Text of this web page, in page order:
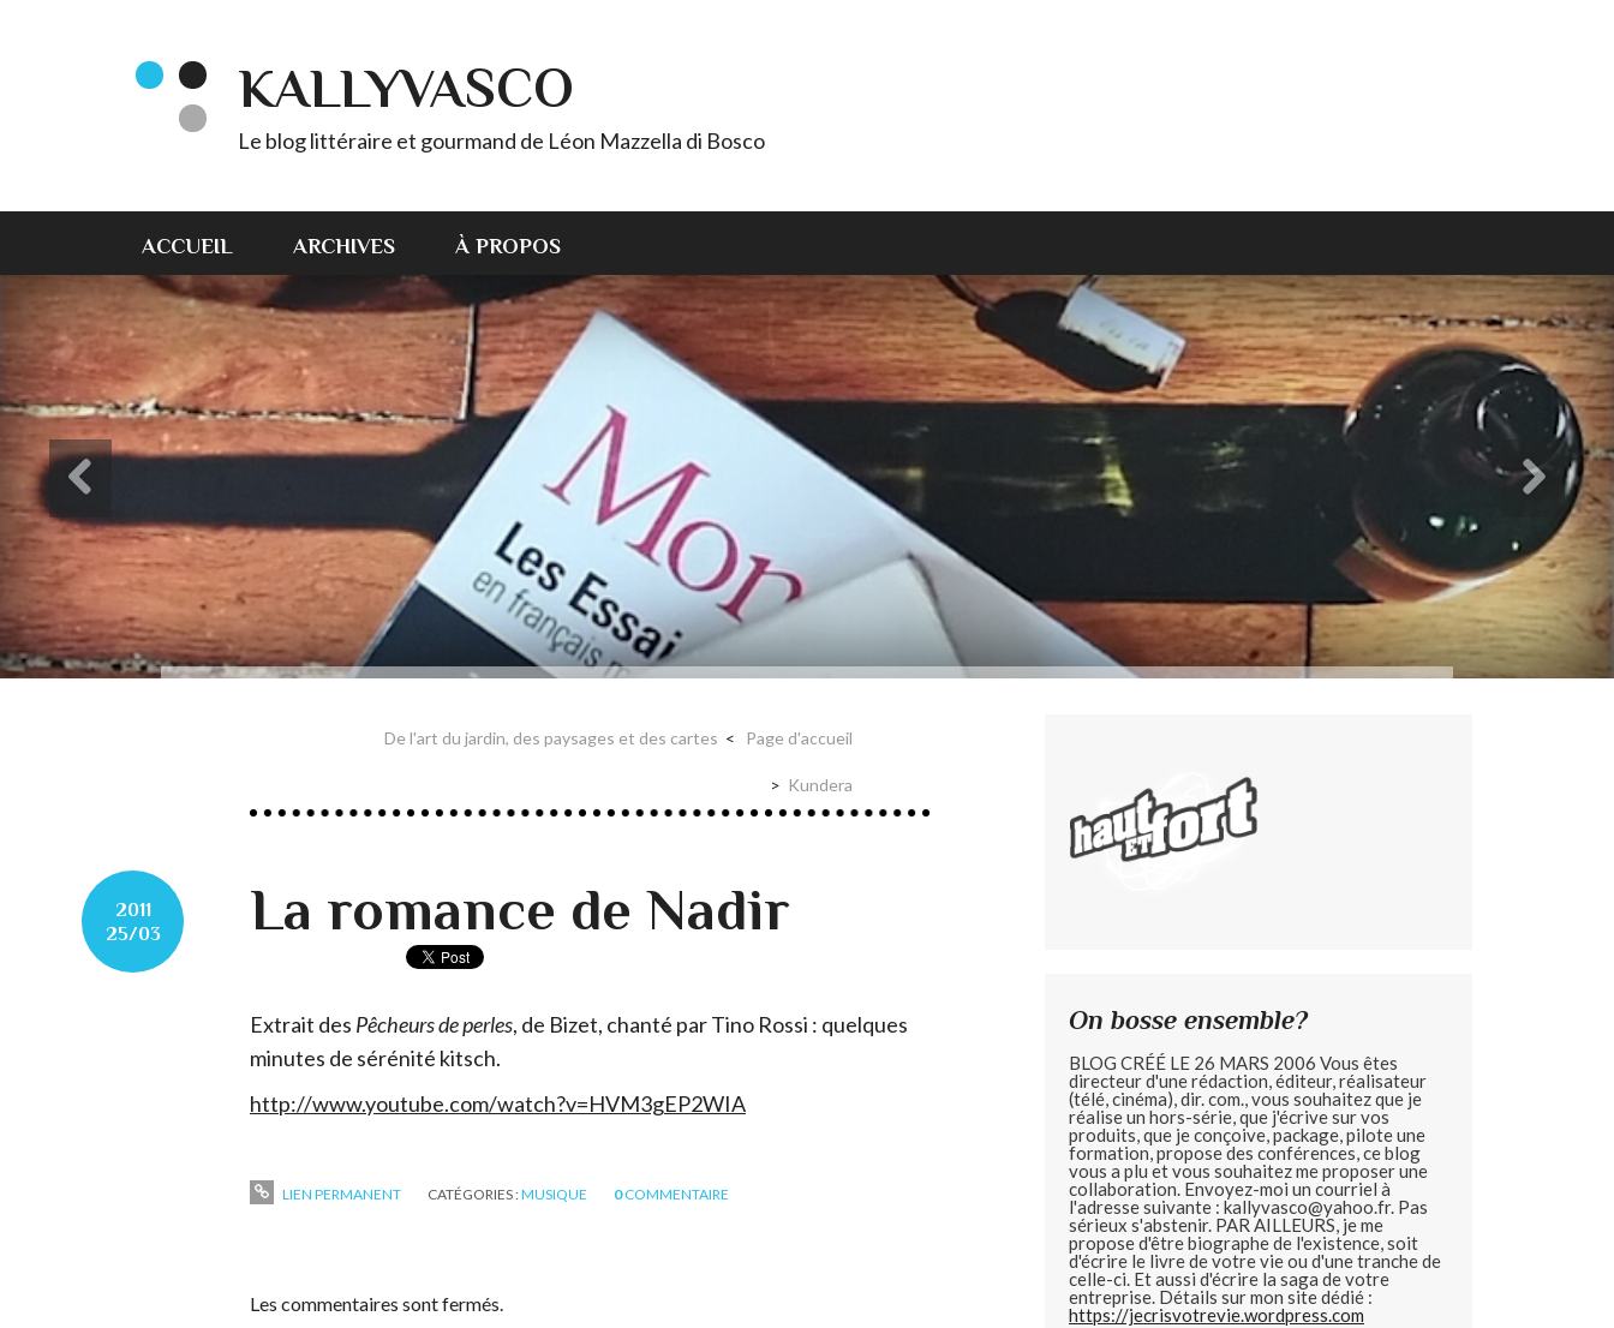
KALLYVASCO
Le blog littéraire et gourmand de Léon Mazzella di Bosco
ACCUEIL ARCHIVES À PROPOS
De l'art du jardin, des paysages et des cartes Page d'accueil
Kundera
2011
25/03
La romance de Nadir
Extrait des Pêcheurs de perles, de Bizet, chanté par Tino Rossi : quelques
minutes de sérénité kitsch.
http://www.youtube.com/watch?v=HVM3gEP2WIA
LIEN PERMANENT CATÉGORIES :MUSIQUE 0 COMMENTAIRE
Les commentaires sont fermés.
On bosse ensemble?
BLOG CRÉÉ LE 26 MARS 2006 Vous êtes
directeur d'une rédaction, éditeur, réalisateur
(télé, cinéma), dir. com., vous souhaitez que je
réalise un hors-série, que j'écrive sur vos
produits, que je conçoive, package, pilote une
formation, propose des conférences, ce blog
vous a plu et vous souhaitez me proposer une
collaboration. Envoyez-moi un courriel à
l'adresse suivante : kallyvasco@yahoo.fr. Pas
sérieux s'abstenir. PAR AILLEURS, je me
propose d'être biographe de l'existence, soit
d'écrire le livre de votre vie ou d'une tranche de
celle-ci. Et aussi d'écrire la saga de votre
entreprise. Détails sur mon site dédié :
https://jecrisvotrevie.wordpress.com